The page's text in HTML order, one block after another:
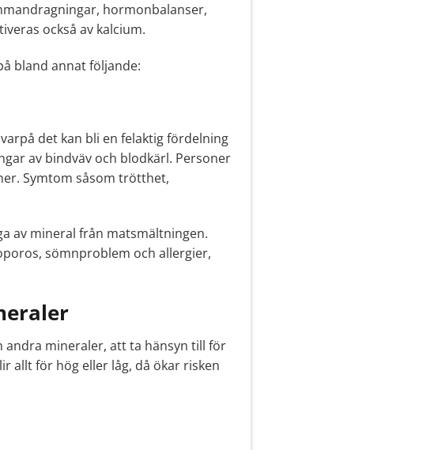
hormonbalanser,
också av kalcium.
bland annat följande:
det kan bli en felaktig fördelning
av bindväv och blodkärl. Personer
Symtom såsom trötthet,
av mineral från matsmältningen.
sömnproblem och allergier,
andra mineraler, att ta hänsyn till för
allt för hög eller låg, då ökar risken